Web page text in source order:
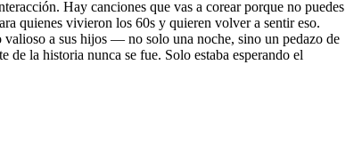
Hay canciones que vas a corear porque no puedes
quienes vivieron los 60s y quieren volver a sentir eso.
valioso a sus hijos — no solo una noche, sino un pedazo de
la historia nunca se fue. Solo estaba esperando el